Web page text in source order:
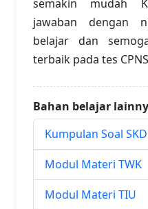
semakin mudah
jawaban dengan
belajar dan
terbaik pada tes
Bahan belajar
Kumpulan Soal SKD
Modul Materi TWK
Modul Materi TIU